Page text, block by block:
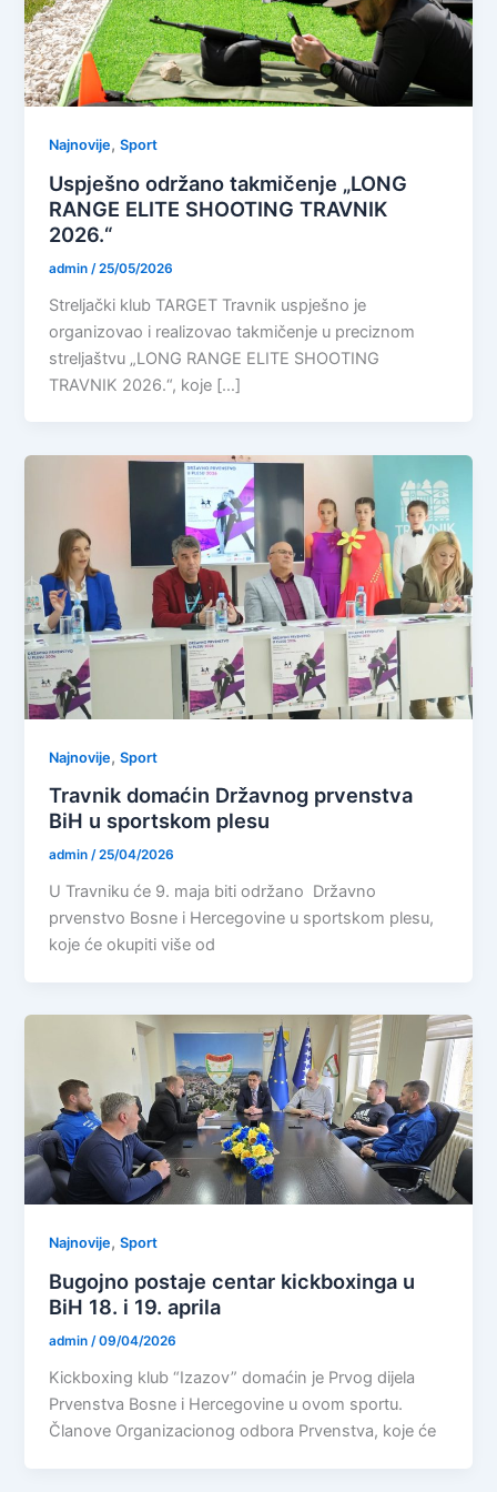
Najnovije,Sport
Uspješno održano takmičenje „LONG
RANGE ELITE SHOOTING TRAVNIK
2026.“
admin /25/05/2026
Streljački klub TARGET Travnik uspješno je
organizovao i realizovao takmičenje u preciznom
streljaštvu „LONG RANGE ELITE SHOOTING
TRAVNIK 2026.“, koje […]
Najnovije,Sport
Travnik domaćin Državnog prvenstva
BiH u sportskom plesu
admin/25/04/2026
U Travniku će 9. maja biti održano Državno
prvenstvo Bosne i Hercegovine u sportskom plesu,
koje će okupiti više od
Najnovije,Sport
Bugojno postaje centar kickboxinga u
BiH 18. i 19. aprila
admin/09/04/2026
Kickboxing klub “Izazov” domaćin je Prvog dijela
Prvenstva Bosne i Hercegovine u ovom sportu.
Članove Organizacionog odbora Prvenstva, koje će